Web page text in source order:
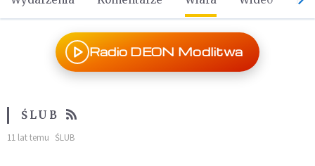
Radio DEON Modlitwa
ŚLUB
11 lat temu ŚLUB